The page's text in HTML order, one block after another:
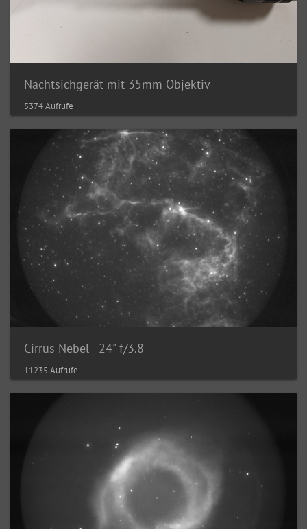
Nachtsichgerät mit 35mm Objektiv
5374 Aufrufe
Cirrus Nebel - 24" f/3.8
11235 Aufrufe